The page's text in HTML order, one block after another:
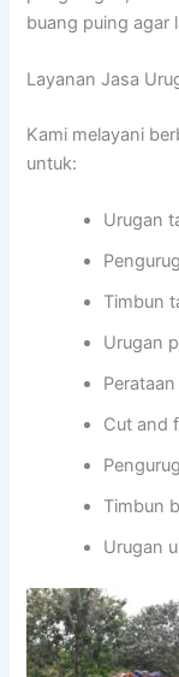
buang puing agar
Layanan Jasa
Kami melayani
untuk:
Urugan
Timbun
Urugan
Cut and
Timbun
Urugan